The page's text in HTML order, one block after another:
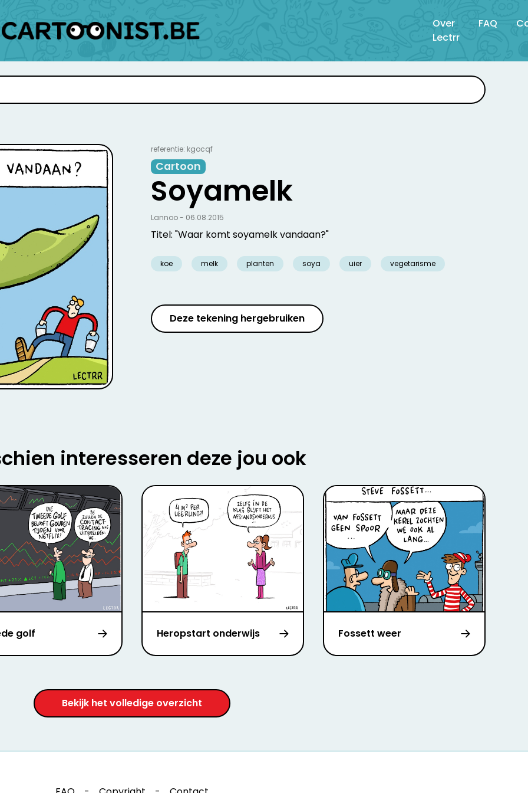
Over
Lectrr
FAQ
referentie: kgocqf
Cartoon
Soyamelk
Titel: "Waar komt soyamelk vandaan?"
koe melk planten soya uier vegetarisme
Lannoo - 06.08.2015
Deze tekening hergebruiken
interesseren deze jou ook
golf Heropstart onderwijs Fossett weer
Bekijk het volledige overzicht